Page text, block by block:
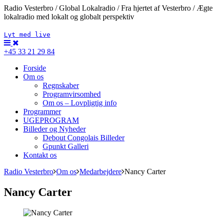
Radio Vesterbro / Global Lokalradio / Fra hjertet af Vesterbro / Ægte
lokalradio med lokalt og globalt perspektiv
Lyt med live
+45 33 21 29 84
Forside
Om os
Regnskaber
Programvirsomhed
Om os – Lovpligtig info
Programmer
UGEPROGRAM
Billeder og Nyheder
Debout Congolais Billeder
Gpunkt Galleri
Kontakt os
Radio Vesterbro Om os Medarbejdere Nancy Carter
Nancy Carter